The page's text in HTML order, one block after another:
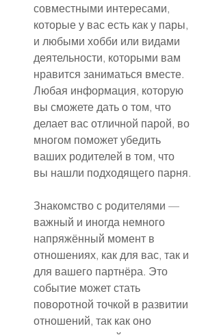
совместными интересами,
которые у вас есть как у пары,
и любыми хобби или видами
деятельности, которыми вам
нравится заниматься вместе.
Любая информация, которую
вы сможете дать о том, что
делает вас отличной парой, во
многом поможет убедить
ваших родителей в том, что
вы нашли подходящего парня.
Знакомство с родителями —
важный и иногда немного
напряжённый момент в
отношениях, как для вас, так и
для вашего партнёра. Это
событие может стать
поворотной точкой в развитии
отношений, так как оно